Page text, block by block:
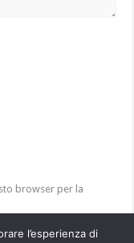
browser per la
l’esperienza di